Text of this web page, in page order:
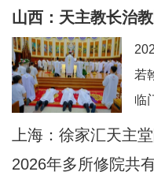
深
忙
为
思
务
山西：天主教长治
若
临
司
禄
上海：徐家汇天主
2026年多所修院共